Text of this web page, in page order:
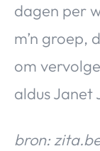
dagen per
m’n groep,
om
aldus Janet
bron: